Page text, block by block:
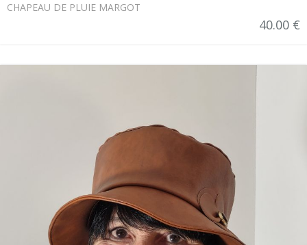
CHAPEAU DE PLUIE MARGOT
40.00 €